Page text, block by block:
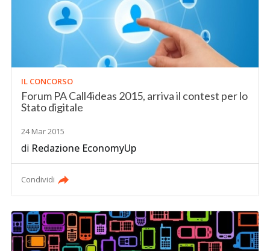
IL CONCORSO
Forum PA Call4ideas 2015, arriva il contest per lo
Stato digitale
24 Mar 2015
di Redazione EconomyUp
Condividi